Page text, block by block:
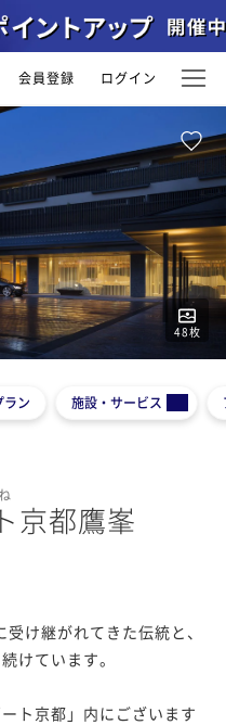
会員登録 ログイン
48枚
ラン 施設・サービス
京都鷹峯
け継がれてきた伝統と、
けています。
ト京都」内にございます